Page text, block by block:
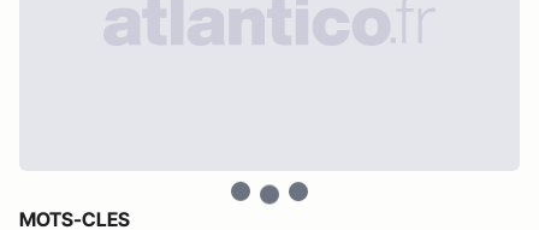
MOTS-CLES